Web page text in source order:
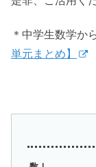
＊中学生数学か
単元まとめ】